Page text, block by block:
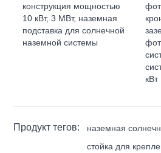
конструкция мощностью
10 кВт, 3 МВт, наземная
подставка для солнечной
наземной системы
кВт
Продукт тегов:
наземная
стойка для